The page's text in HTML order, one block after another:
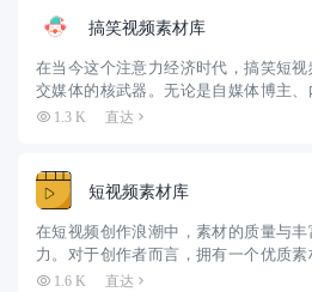
搞笑视频素材库
在当今这个注意力经济时代，搞笑短
交媒体的核武器。无论是自媒体博主
视制作团队，都深知“笑”果出众的素材
1.3 K 直达
短视频素材库
在短视频创作浪潮中，素材的质量与
力。对于创作者而言，拥有一个优质
富的食材，能烹饪出令人垂涎的美味
1.6 K 直达